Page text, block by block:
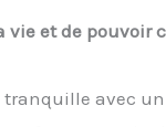
vie et de
avec